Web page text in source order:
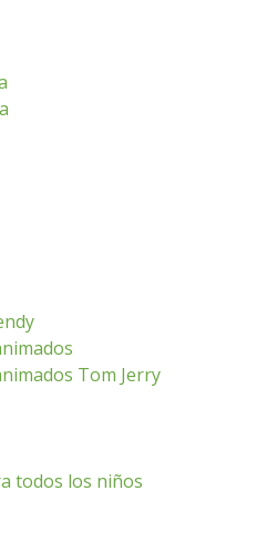
Tom Jerry
todos los niños